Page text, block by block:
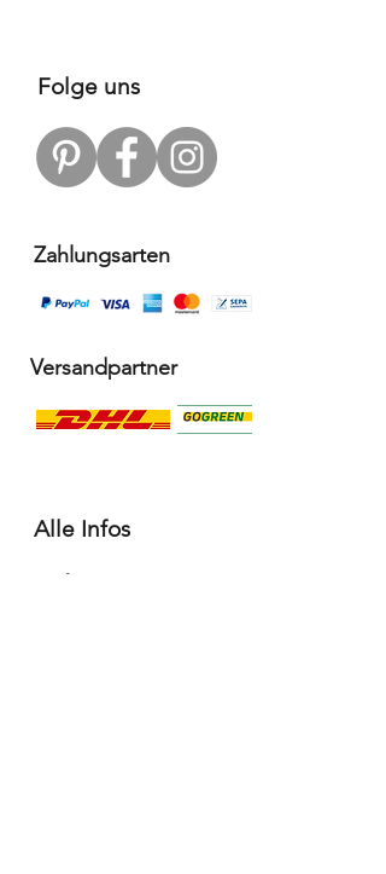
Folge uns
Zahlungsarten
Versandpartner
Alle Infos
Häufige Fragen FAQ